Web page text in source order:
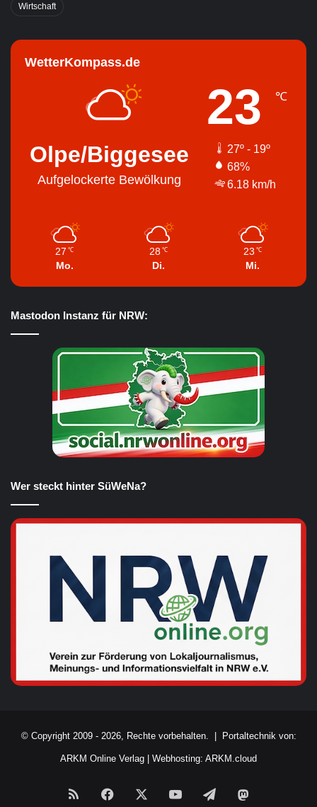
Wirtschaft
WetterKompass.de
Olpe/Biggesee
Aufgelockerte Bewölkung
23 ℃
27º - 19º
68%
6.18 km/h
27 ℃
Mo.
28 ℃
Di.
23 ℃
Mi.
Mastodon Instanz für NRW:
Wer steckt hinter SüWeNa?
© Copyright 2009 - 2026, Rechte vorbehalten. | Portaltechnik von:
ARKM Online Verlag Webhosting: ARKM.cloud
RSS Facebook YouTubeTelegram